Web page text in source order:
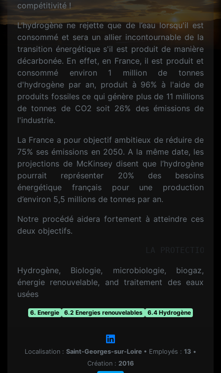
compétitivité !
L’hydrogène ne rejette que de l’eau lorsqu'il est
consommé et sera un allier incontournable de la
transition énergétique s'il est produit de manière
décarbonée. En effet, en France, il est produit et
consommé environ 1 million de tonnes
d'hydrogène par an, produit à 96% à l'aide de
produits fossiles ce qui génère plus de 11 millions
de tonnes de CO2 soit 26% des émissions de
l'industrie.
La France a pour objectif ambitieux de réduire de
75% ses émissions en 2050. A la même date, les
projections de McKinsey disent que l’hydrogène
pourrait représenter 20% des besoins
énergétique français pour une production
d’environ 5,5 millions de tonnes par an.
Notre procédé aidera fortement à atteindre ces
deux objectifs.
Hydrogène, Biologie, microbiologie, biogaz,
énergie renouvelable, and traitement des eaux
usées
6. Energie 6.2 Energies renouvelables 6.4 Hydrogène
Localisation : Saint-Georges-sur-Loire • Employés : 13 •
Création : 2016